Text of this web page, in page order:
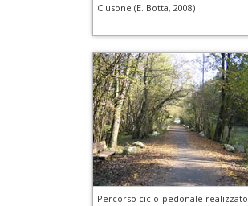
Clusone (E. Botta, 2008)
Percorso ciclo-pedonale realizzato